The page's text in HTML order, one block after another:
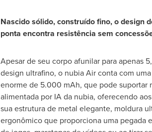
Nascido sólido, construído fino, o design
ponta encontra resistência sem
Apesar de seu corpo afunilar para apenas
design ultrafino, o nubia Air conta com
enorme de 5.000 mAh, que pode suportar
alimentada por IA da nubia, oferecendo
sua estrutura de metal elegante, moldura
ergonômico que proporciona uma pegada